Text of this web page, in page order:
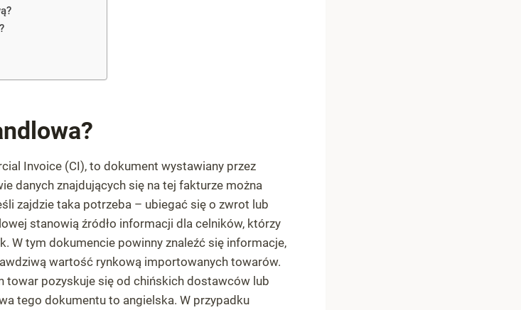
Invoice (CI), to dokument wystawiany przez
danych znajdujących się na tej fakturze można
zajdzie taka potrzeba – ubiegać się o zwrot lub
stanowią źródło informacji dla celników, którzy
W tym dokumencie powinny znaleźć się informacje,
wartość rynkową importowanych towarów.
towar pozyskuje się od chińskich dostawców lub
tego dokumentu to angielska. W przypadku